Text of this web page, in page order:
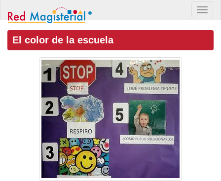
El color de la escuela